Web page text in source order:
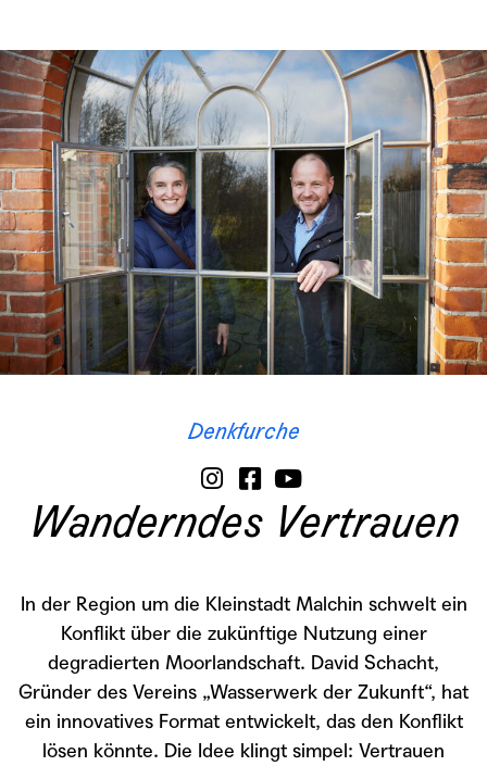
Denkfurche
Wanderndes Vertrauen
In der Region um die Kleinstadt Malchin schwelt ein
Konflikt über die zukünftige Nutzung einer
degradierten Moorlandschaft. David Schacht,
Gründer des Vereins „Wasserwerk der Zukunft“, hat
ein innovatives Format entwickelt, das den Konflikt
lösen könnte. Die Idee klingt simpel: Vertrauen